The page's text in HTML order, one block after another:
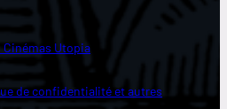
Cinémas Utopia
de confidentialité et autres